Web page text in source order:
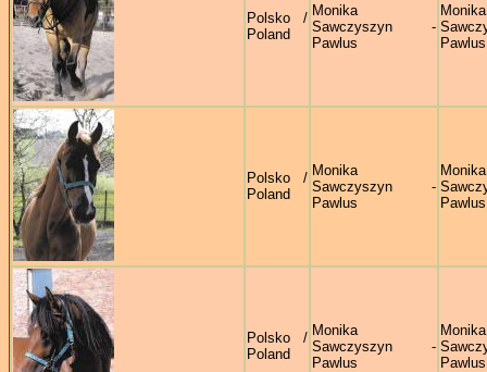
Polsko /
Poland
Monika
Sawczyszyn -
Pawlus
Monika
Pawlus
Polsko /
Poland
Monika
Sawczyszyn -
Pawlus
Monika
Pawlus
Polsko /
Poland
Monika
Sawczyszyn -
Pawlus
Monika
Pawlus